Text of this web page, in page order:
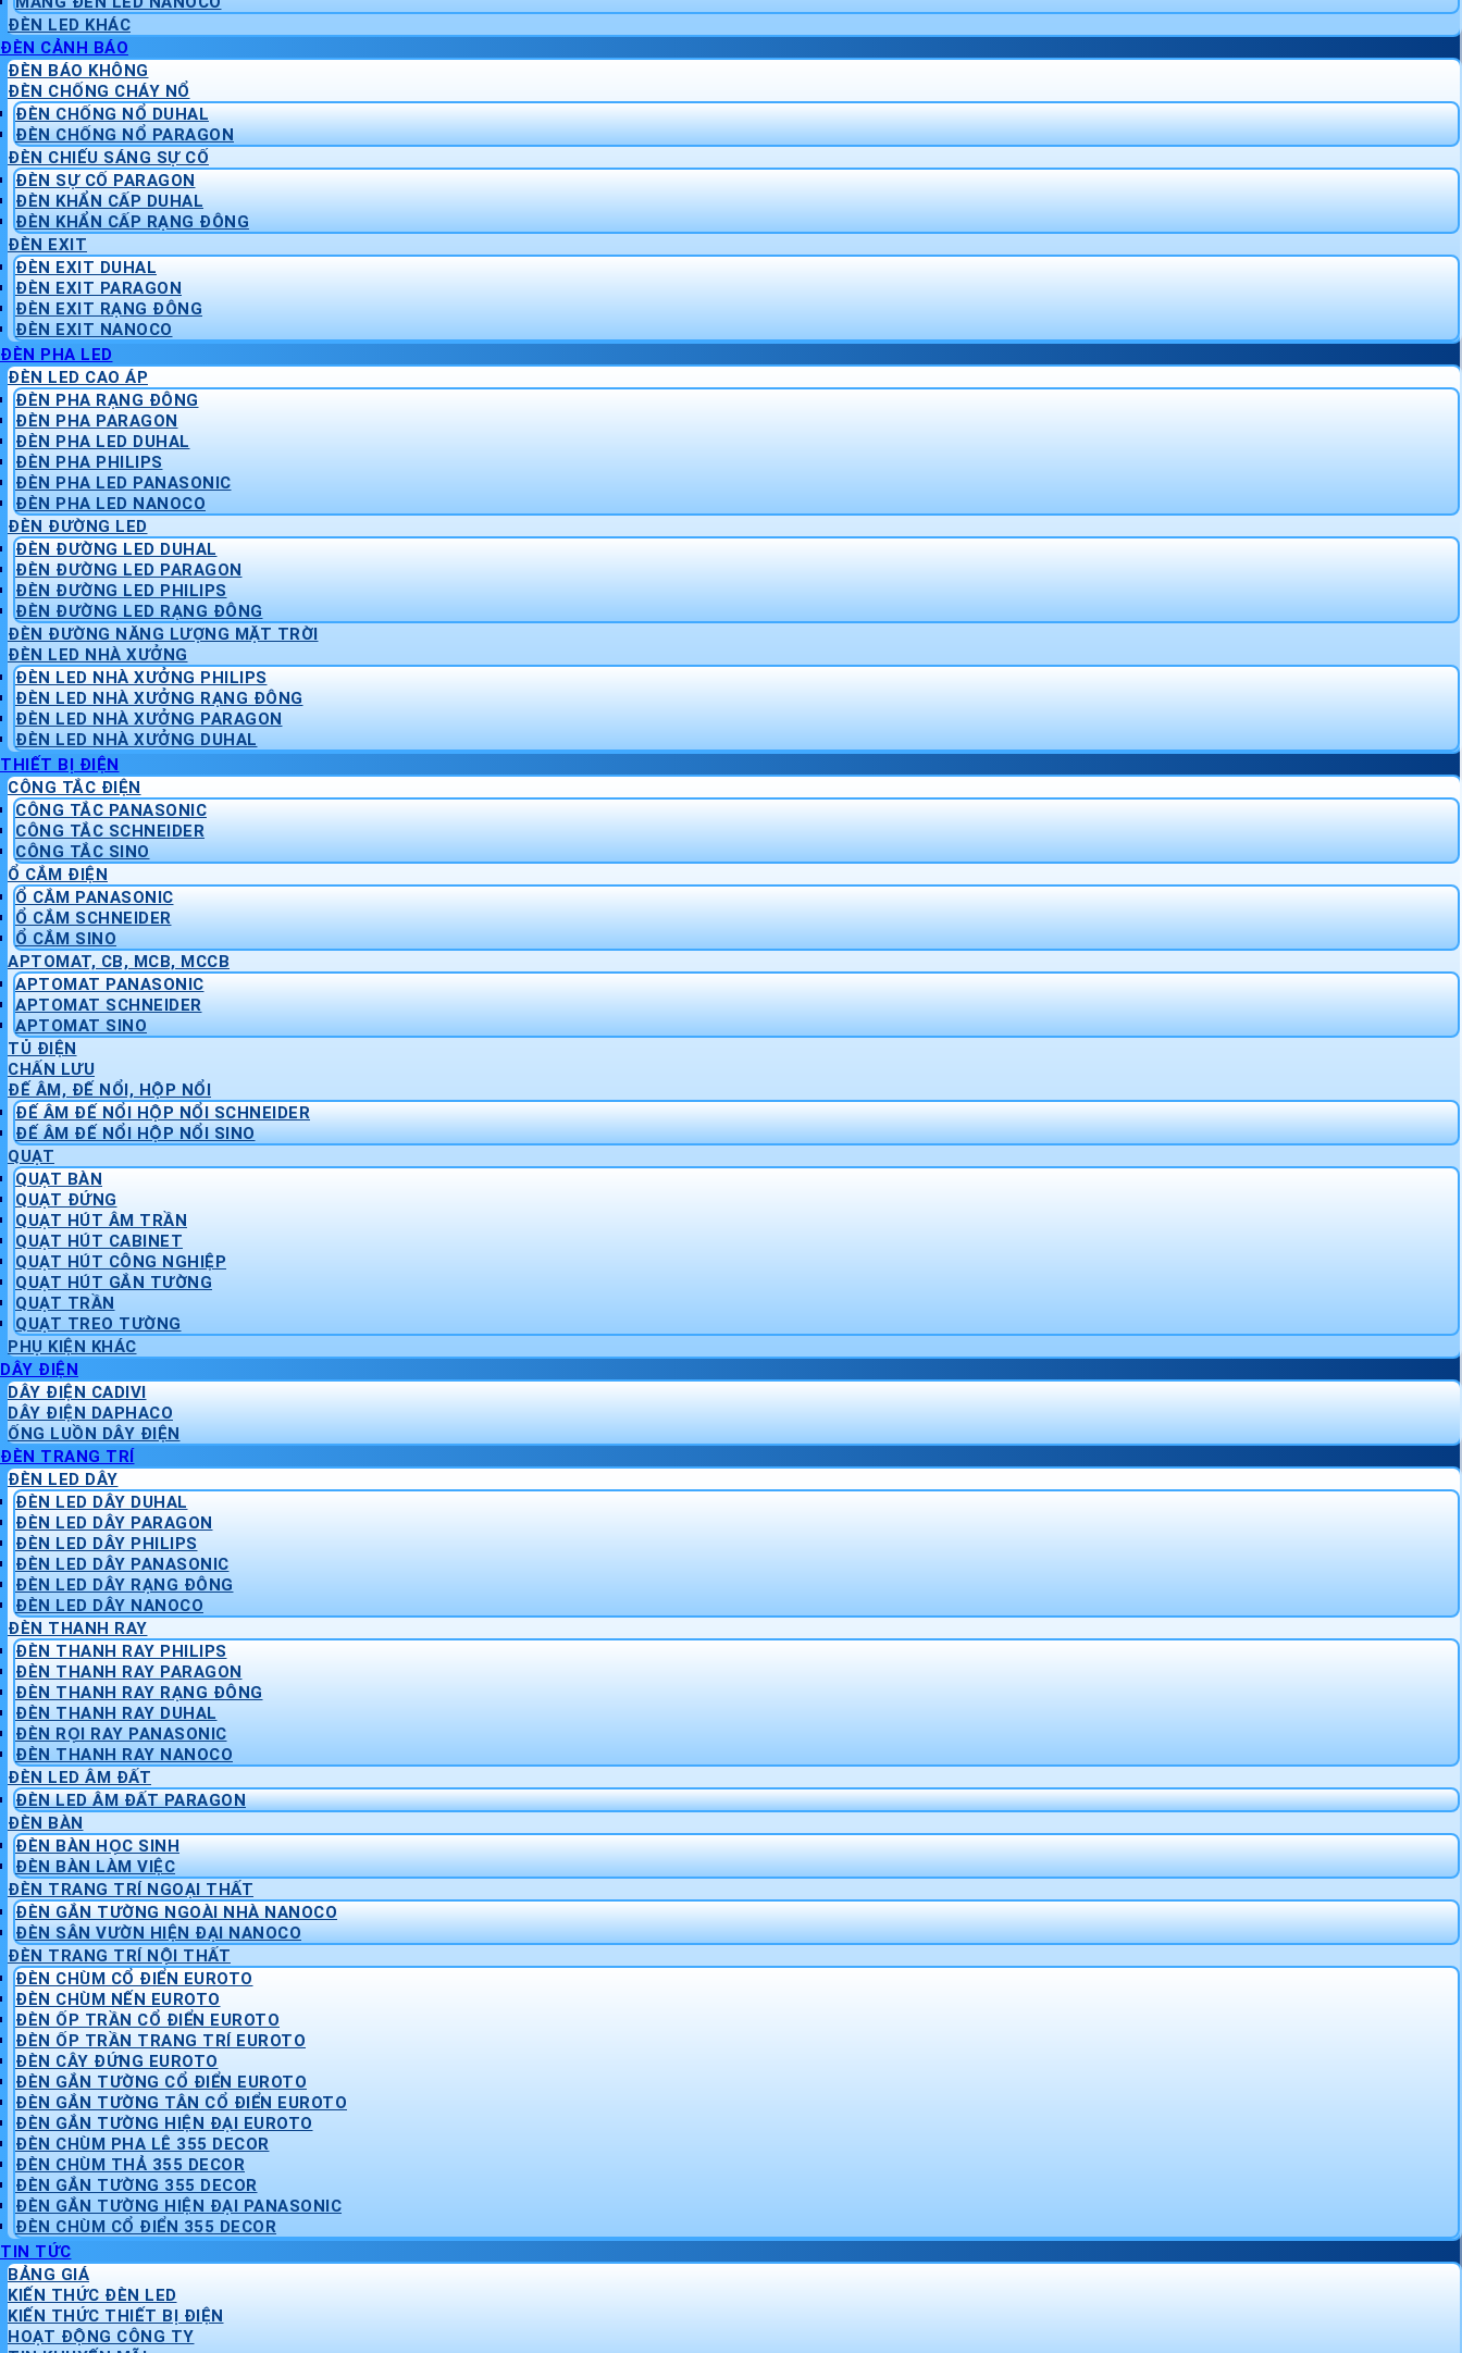
ĐÈN LED KHÁC
ĐÈN CẢNH BÁO
ĐÈN BÁO KHÔNG
ĐÈN CHỐNG CHÁY NỔ
ĐÈN CHỐNG NỔ DUHAL
ĐÈN CHỐNG NỔ PARAGON
ĐÈN CHIẾU SÁNG SỰ CỐ
ĐÈN SỰ CỐ PARAGON
ĐÈN KHẨN CẤP DUHAL
ĐÈN KHẨN CẤP RẠNG ĐÔNG
ĐÈN EXIT
ĐÈN EXIT DUHAL
ĐÈN EXIT PARAGON
ĐÈN EXIT RẠNG ĐÔNG
ĐÈN EXIT NANOCO
ĐÈN PHA LED
ĐÈN LED CAO ÁP
ĐÈN PHA RẠNG ĐÔNG
ĐÈN PHA PARAGON
ĐÈN PHA LED DUHAL
ĐÈN PHA PHILIPS
ĐÈN PHA LED PANASONIC
ĐÈN PHA LED NANOCO
ĐÈN ĐƯỜNG LED
ĐÈN ĐƯỜNG LED DUHAL
ĐÈN ĐƯỜNG LED PARAGON
ĐÈN ĐƯỜNG LED PHILIPS
ĐÈN ĐƯỜNG LED RẠNG ĐÔNG
ĐÈN ĐƯỜNG NĂNG LƯỢNG MẶT TRỜI
ĐÈN LED NHÀ XƯỞNG
ĐÈN LED NHÀ XƯỞNG PHILIPS
ĐÈN LED NHÀ XƯỞNG RẠNG ĐÔNG
ĐÈN LED NHÀ XƯỞNG PARAGON
ĐÈN LED NHÀ XƯỞNG DUHAL
THIẾT BỊ ĐIỆN
CÔNG TẮC ĐIỆN
CÔNG TẮC PANASONIC
CÔNG TẮC SCHNEIDER
CÔNG TẮC SINO
Ổ CẮM ĐIỆN
Ổ CẮM PANASONIC
Ổ CẮM SCHNEIDER
Ổ CẮM SINO
APTOMAT, CB, MCB, MCCB
APTOMAT PANASONIC
APTOMAT SCHNEIDER
APTOMAT SINO
TỦ ĐIỆN
CHẤN LƯU
ĐẾ ÂM, ĐẾ NỔI, HỘP NỔI
ĐẾ ÂM ĐẾ NỔI HỘP NỔI SCHNEIDER
ĐẾ ÂM ĐẾ NỔI HỘP NỔI SINO
QUẠT
QUẠT BÀN
QUẠT ĐỨNG
QUẠT HÚT ÂM TRẦN
QUẠT HÚT CABINET
QUẠT HÚT CÔNG NGHIỆP
QUẠT HÚT GẮN TƯỜNG
QUẠT TRẦN
QUẠT TREO TƯỜNG
PHỤ KIỆN KHÁC
DÂY ĐIỆN
DÂY ĐIỆN CADIVI
DÂY ĐIỆN DAPHACO
ỐNG LUỒN DÂY ĐIỆN
ĐÈN TRANG TRÍ
ĐÈN LED DÂY
ĐÈN LED DÂY DUHAL
ĐÈN LED DÂY PARAGON
ĐÈN LED DÂY PHILIPS
ĐÈN LED DÂY PANASONIC
ĐÈN LED DÂY RẠNG ĐÔNG
ĐÈN LED DÂY NANOCO
ĐÈN THANH RAY
ĐÈN THANH RAY PHILIPS
ĐÈN THANH RAY PARAGON
ĐÈN THANH RAY RẠNG ĐÔNG
ĐÈN THANH RAY DUHAL
ĐÈN RỌI RAY PANASONIC
ĐÈN THANH RAY NANOCO
ĐÈN LED ÂM ĐẤT
ĐÈN LED ÂM ĐẤT PARAGON
ĐÈN BÀN
ĐÈN BÀN HỌC SINH
ĐÈN BÀN LÀM VIỆC
ĐÈN TRANG TRÍ NGOẠI THẤT
ĐÈN GẮN TƯỜNG NGOÀI NHÀ NANOCO
ĐÈN SÂN VƯỜN HIỆN ĐẠI NANOCO
ĐÈN TRANG TRÍ NỘI THẤT
ĐÈN CHÙM CỔ ĐIỂN EUROTO
ĐÈN CHÙM NẾN EUROTO
ĐÈN ỐP TRẦN CỔ ĐIỂN EUROTO
ĐÈN ỐP TRẦN TRANG TRÍ EUROTO
ĐÈN CÂY ĐỨNG EUROTO
ĐÈN GẮN TƯỜNG CỔ ĐIỂN EUROTO
ĐÈN GẮN TƯỜNG TÂN CỔ ĐIỂN EUROTO
ĐÈN GẮN TƯỜNG HIỆN ĐẠI EUROTO
ĐÈN CHÙM PHA LÊ 355 DECOR
ĐÈN CHÙM THẢ 355 DECOR
ĐÈN GẮN TƯỜNG 355 DECOR
ĐÈN GẮN TƯỜNG HIỆN ĐẠI PANASONIC
ĐÈN CHÙM CỔ ĐIỂN 355 DECOR
TIN TỨC
BẢNG GIÁ
KIẾN THỨC ĐÈN LED
KIẾN THỨC THIẾT BỊ ĐIỆN
HOẠT ĐỘNG CÔNG TY